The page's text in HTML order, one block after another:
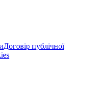
Договір публічної